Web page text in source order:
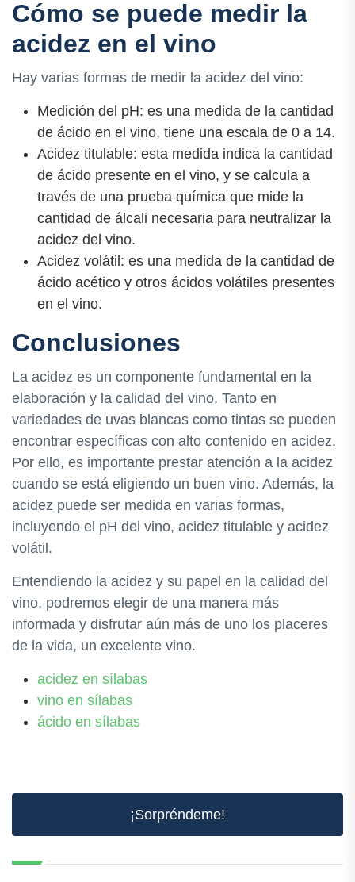
Cómo se puede medir la
acidez en el vino
Hay varias formas de medir la acidez del vino:
Medición del pH: es una medida de la cantidad
de ácido en el vino, tiene una escala de 0 a 14.
Acidez titulable: esta medida indica la cantidad
de ácido presente en el vino, y se calcula a
través de una prueba química que mide la
cantidad de álcali necesaria para neutralizar la
acidez del vino.
Acidez volátil: es una medida de la cantidad de
ácido acético y otros ácidos volátiles presentes
en el vino.
Conclusiones
La acidez es un componente fundamental en la
elaboración y la calidad del vino. Tanto en
variedades de uvas blancas como tintas se pueden
encontrar específicas con alto contenido en acidez.
Por ello, es importante prestar atención a la acidez
cuando se está eligiendo un buen vino. Además, la
acidez puede ser medida en varias formas,
incluyendo el pH del vino, acidez titulable y acidez
volátil.
Entendiendo la acidez y su papel en la calidad del
vino, podremos elegir de una manera más
informada y disfrutar aún más de uno los placeres
de la vida, un excelente vino.
acidez en sílabas
vino en sílabas
ácido en sílabas
¡Sorpréndeme!